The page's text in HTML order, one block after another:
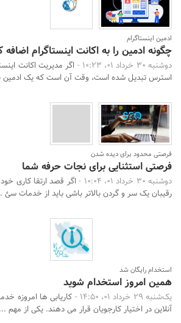
ادمین اینستاگرام
چگونه ادمین را به اکانت اینستاگرام اضافه
دوشنبه 30 خرداد 01، 10:23 -
اگر مدیریت اکانت
استرس تبدیل شده است، وقت آن است که یک
فرصتی محدود برای دیده شدن
فرصتی استثنایی برای نجات حرفه شما
دوشنبه 30 خرداد 01، 10:04 -
اگر قصد ارتقا کاری
رقیبان یک سر و گردن بالاتر باشی باید از خدمات سئ
استخدام رایگان شد
همین امروز استخدام شوید
یک‌شنبه 29 خرداد 01، 14:50 -
کاریابی ها امروزه
آنلاین در اختیار کارجویان قرار می دهند. یکی از مهم ...